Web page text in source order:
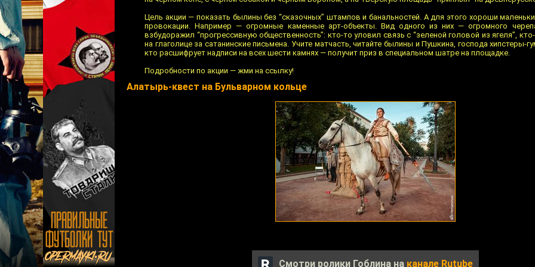
Цель акции — показать былины без “сказочных” штампов и банальностей. А для этого хороши
провокации. Например — огромные каменные арт-объекты. Вид одного из них — огромного
взбудоражил “прогрессивную общественность”: кто-то уловил связь с “зеленой головой из ягеля”,
на глаголице за сатанинские письмена. Учите матчасть, читайте былины и Пушкина, господа хипстеры-
кто расшифрует надписи на всех шести камнях — получит приз в специальном шатре на площадке.
Подробности по акции — жми на ссылку!
Алатырь-квест на Бульварном кольце
Смотри ролики Гоблина на канале Rutube